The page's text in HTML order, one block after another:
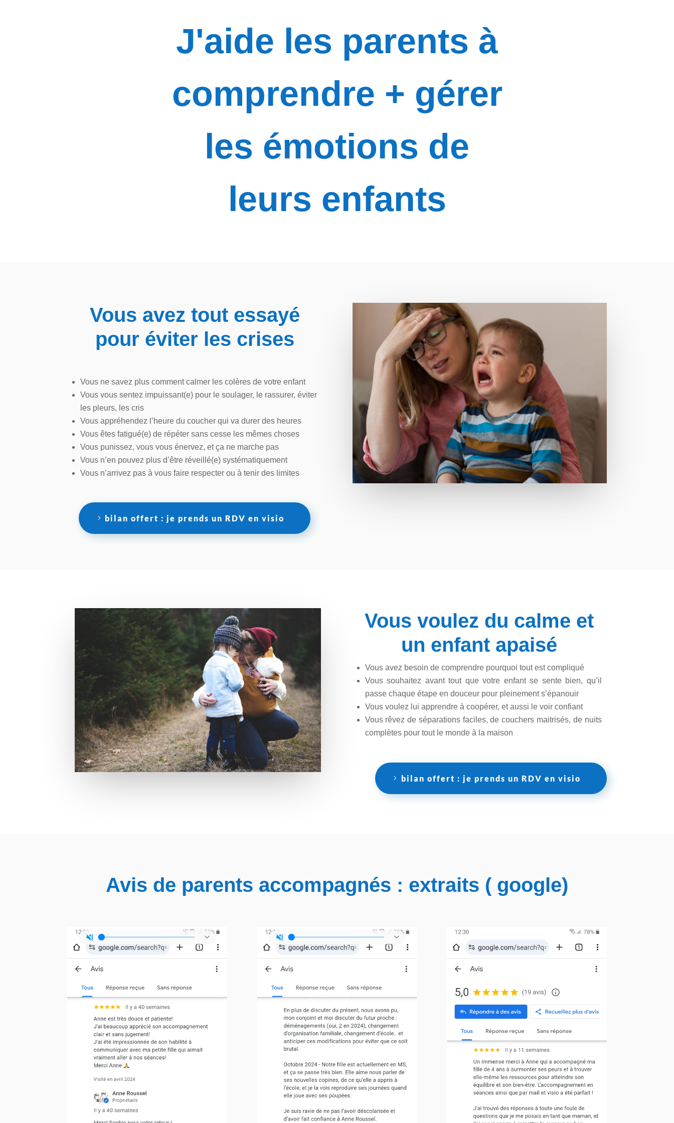
J'aide les parents à
comprendre + gérer
les émotions de
leurs enfants
Vous avez tout essayé
pour éviter les crises
Vous ne savez plus comment calmer les colères de votre enfant
Vous vous sentez impuissant(e) pour le soulager, le rassurer, éviter
les pleurs, les cris
Vous appréhendez l’heure du coucher qui va durer des heures
Vous êtes fatigué(e) de répéter sans cesse les mêmes choses
Vous punissez, vous vous énervez, et ça ne marche pas
Vous n’en pouvez plus d’être réveillé(e) systématiquement
Vous n’arrivez pas à vous faire respecter ou à tenir des limites
bilan offert : je prends un RDV en visio
Vous voulez du calme et
un enfant apaisé
Vous avez besoin de comprendre pourquoi tout est compliqué
Vous souhaitez avant tout que votre enfant se sente bien, qu’il
passe chaque étape en douceur pour pleinement s’épanouir
Vous voulez lui apprendre à coopérer, et aussi le voir confiant
Vous rêvez de séparations faciles, de couchers maitrisés, de nuits
complètes pour tout le monde à la maison
bilan offert : je prends un RDV en visio
Avis de parents accompagnés : extraits ( google)